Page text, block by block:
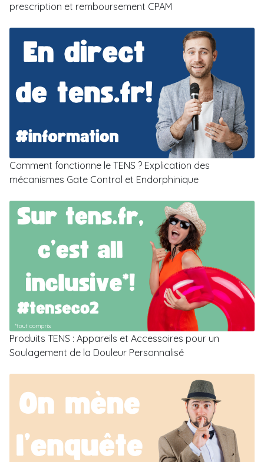
prescription et remboursement CPAM
Comment fonctionne le TENS ? Explication des
mécanismes Gate Control et Endorphinique
Produits TENS : Appareils et Accessoires pour un
Soulagement de la Douleur Personnalisé